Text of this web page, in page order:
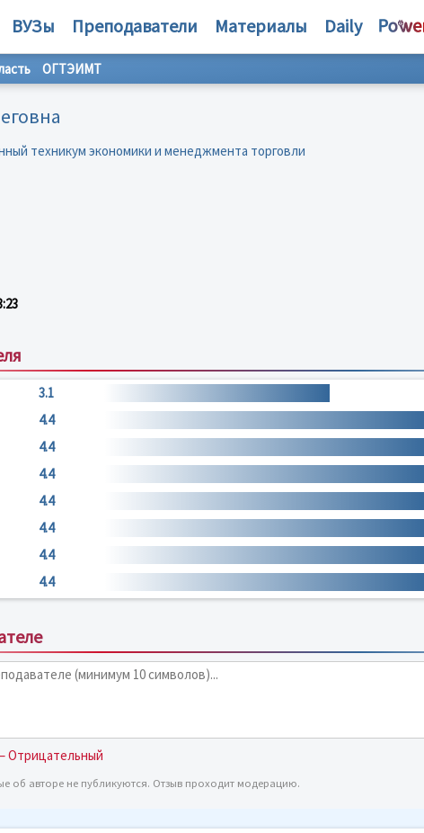
ВУЗы Преподаватели Материалы Daily
ОГТЭИМТ
техникум экономики и менеджмента торговли
3.1
4.4
4.4
4.4
4.4
4.4
4.4
4.4
– Отрицательный
об авторе не публикуются. Отзыв проходит модерацию.